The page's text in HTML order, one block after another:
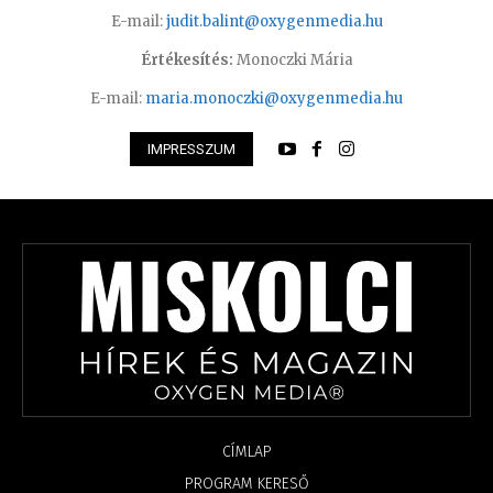
E-mail:judit.balint@oxygenmedia.hu
Értékesítés: Monoczki Mária
E-mail: maria.monoczki@oxygenmedia.hu
IMPRESSZUM
CÍMLAP
PROGRAM KERESŐ